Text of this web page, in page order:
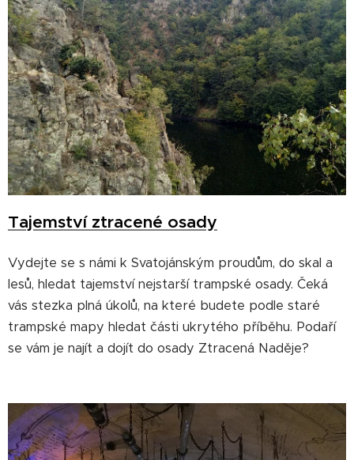
Tajemství ztracené osady
Vydejte se s námi k Svatojánským proudům, do skal a
lesů, hledat tajemství nejstarší trampské osady. Čeká
vás stezka plná úkolů, na které budete podle staré
trampské mapy hledat části ukrytého příběhu. Podaří
se vám je najít a dojít do osady Ztracená Naděje?